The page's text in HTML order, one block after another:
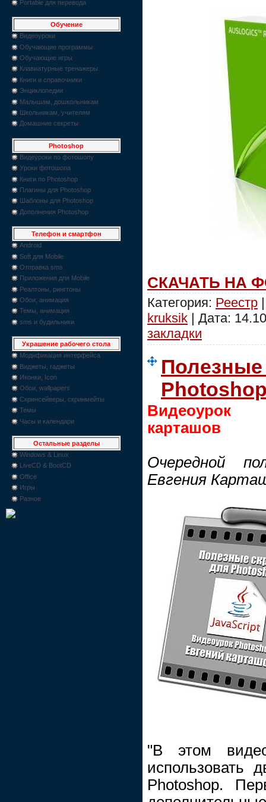
Portable для перевода
Обучение
Видеоуроки
Обучающие программы
Обучающие игры
Клавиатурные тренажеры
Книги и справочники
Энциклопедии
Малышам, дошкольникам
Школьникам, учителям
Домашние секреты
Photoshop
Видеуроки по фотошопу
Уроки фотошопа
Книги по Photoshop
Плагины для Photoshop
Шаблоны для Photoshop
Дополнения Photoshop
Телефон и смартфон
Android
Soft для Mobile
Отправка sms
Приложения для Mobile
Реалтоны, рингтоны
Обои, анимация
Темы, анимация
sms и будильники
Украшение рабочего стола
Модификация интерфейса
Виджеты, гаджеты
Иконки, Icon
Обои, wallpapers
Скринсейверы, скринмейты
Темы
Часы и календари
Остальные разделы
Windows & Linux
LiveCD & BootCD
Office
Игры
Разное
СКАЧАТЬ НА
Категория: Реестр
kruksik | Дата:
закладки
Видеоурок
карташов
Очередной
Евгения
"В этом
использовать
Photoshop.